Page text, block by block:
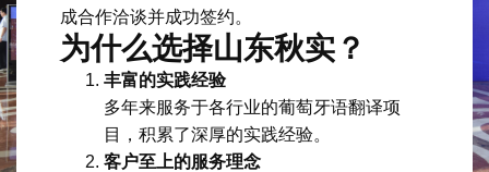
成合作洽谈并成功签约。
为什么选择山东秋实？
丰富的实践经验
多年来服务于各行业的葡萄牙语翻译项
目，积累了深厚的实践经验。
客户至上的服务理念